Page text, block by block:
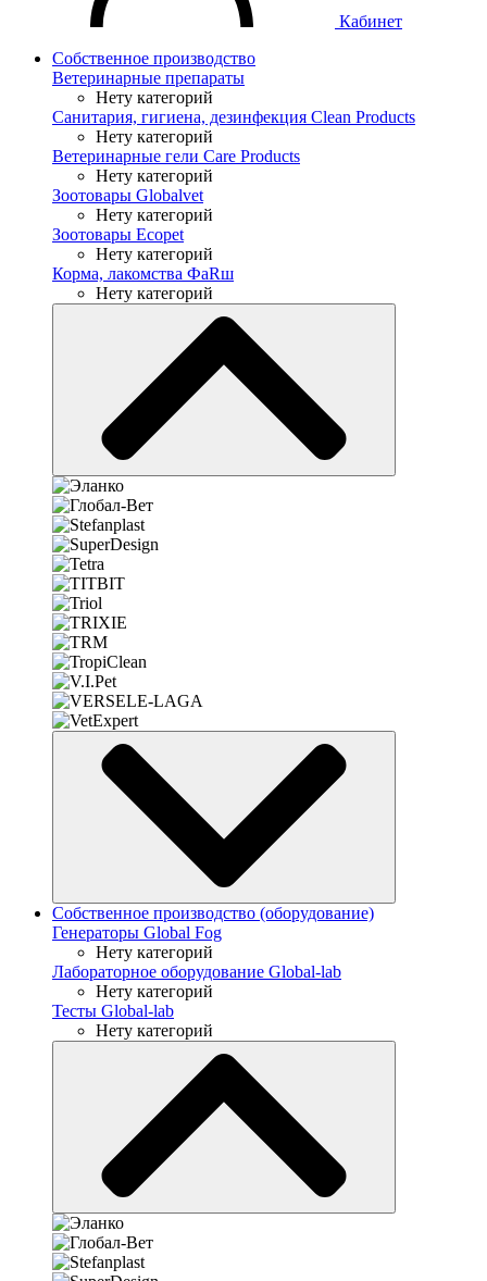
Кабинет
Собственное производство
Ветеринарные препараты
Нету категорий
Санитария, гигиена, дезинфекция Clean Products
Нету категорий
Ветеринарные гели Care Products
Нету категорий
Зоотовары Globalvet
Нету категорий
Зоотовары Ecopet
Нету категорий
Корма, лакомства ФaRш
Нету категорий
Собственное производство (оборудование)
Генераторы Global Fog
Нету категорий
Лабораторное оборудование Global-lab
Нету категорий
Тесты Global-lab
Нету категорий